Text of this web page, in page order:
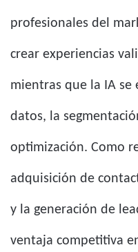
profesionales del
crear experiencias
mientras que la IA se
datos, la
optimización. Como
adquisición de
y la generación de
ventaja competitiva